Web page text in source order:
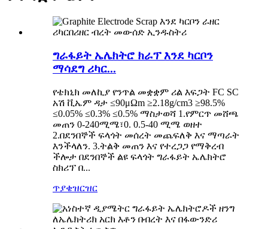
ግራፋይት ኤሌክትሮ ክራፕ እንደ ካርቦን
ማሳደግ ሪካር...
የቴክኒክ መለኪያ የንጥል መቋቋም ሪል እፍጋት FC SC
አሽ ቪኤም ዳታ ≤90μΩm ≥2.18g/cm3 ≥98.5%
≤0.05% ≤0.3% ≤0.5% ማስታወሻ 1.የምርጥ መሸጫ
መጠን 0-240ሚሜ፣0. 0.5-40 ሚሜ ወዘተ
2.በደንበኞች ፍላጎት መሰረት መጨፍለቅ እና ማጣራት
እንችላለን. 3.ትልቅ መጠን እና የተረጋጋ የማቅረብ
ችሎታ በደንበኞች ልዩ ፍላጎት ግራፋይት ኤሌክትሮ
ስክሪፕ በ...
ጥያቄዝርዝር